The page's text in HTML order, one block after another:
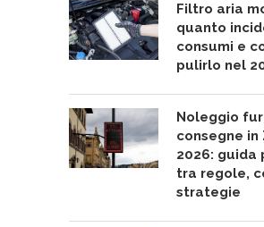
Filtro aria
quanto
consumi e
pulirlo nel
Noleggio
consegne in
2026: guida
tra regole,
strategie